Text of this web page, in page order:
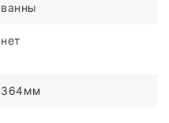
ванны
нет
364мм